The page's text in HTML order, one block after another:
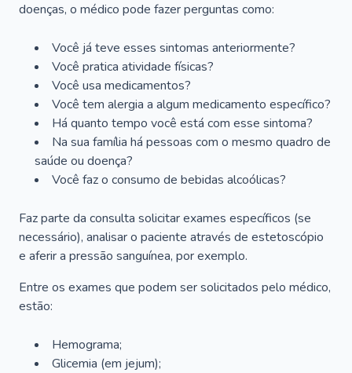
doenças, o médico pode fazer perguntas como:
Você já teve esses sintomas anteriormente?
Você pratica atividade físicas?
Você usa medicamentos?
Você tem alergia a algum medicamento específico?
Há quanto tempo você está com esse sintoma?
Na sua família há pessoas com o mesmo quadro de
saúde ou doença?
Você faz o consumo de bebidas alcoólicas?
Faz parte da consulta solicitar exames específicos (se
necessário), analisar o paciente através de estetoscópio
e aferir a pressão sanguínea, por exemplo.
Entre os exames que podem ser solicitados pelo médico,
estão:
Hemograma;
Glicemia (em jejum);